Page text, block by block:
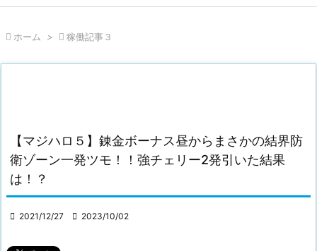
 ホーム >  稼働記事３
【マジハロ５】錬金ボーナス昼からまさかの結界防
衛ゾーン一発ツモ！！強チェリー2発引いた結果
は！？
 2021/12/27  2023/10/02